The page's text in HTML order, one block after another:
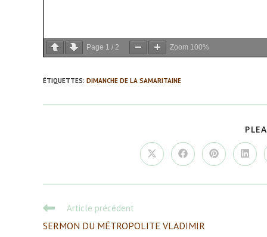
Page 1 / 2 Zoom 100%
ÉTIQUETTES: DIMANCHE DE LA SAMARITAINE
Ouvrir
dans
autre
Ouvrir
dans
autre
Ouvrir
dans
autre
Ouvrir
dans
autre
Read
articles
Article précédent
SERMON DU MÉTROPOLITE VLADIMIR